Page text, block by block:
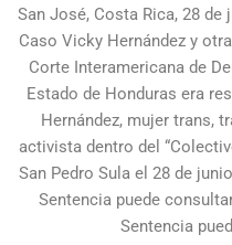
San José, Costa Rica, 28 de
Caso Vicky Hernández y
Corte Interamericana de
Estado de Honduras era
Hernández, mujer trans,
activista dentro del
San Pedro Sula el 28 de
Sentencia puede
Sentencia